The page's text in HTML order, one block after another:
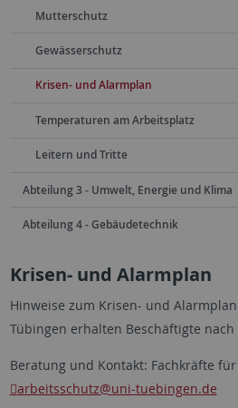
Mutterschutz
Gewässerschutz
Krisen- und Alarmplan
Temperaturen am Arbeitsplatz
Leitern und Tritte
Abteilung 3 - Umwelt, Energie und Klima
Abteilung 4 - Gebäudetechnik
Krisen- und Alarmplan
Hinweise zum Krisen- und
Tübingen erhalten Beschäftigte
Beratung und Kontakt: Fachkräfte
arbeitsschutz@uni-tuebingen.de